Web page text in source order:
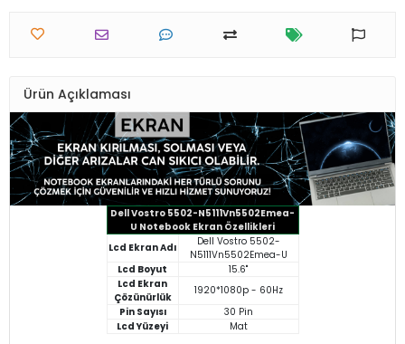
Ürün Açıklaması
Dell Vostro 5502-N5111Vn5502Emea-
U Notebook Ekran Özellikleri
Lcd Ekran Adı
Dell Vostro 5502-
N5111Vn5502Emea-U
Lcd Boyut
15.6"
Lcd Ekran
Çözünürlük
1920*1080p - 60Hz
Pin Sayısı
30 Pin
Lcd Yüzeyi
Mat